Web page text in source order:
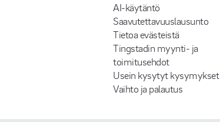
AI-käytäntö
Saavutettavuuslausunto
Tietoa evästeistä
Tingstadin myynti- ja
toimitusehdot
Usein kysytyt kysymykset
Vaihto ja palautus